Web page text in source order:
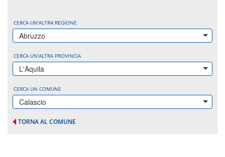
CERCA UN'ALTRA REGIONE
Abruzzo
CERCA UN'ALTRA PROVINCIA
L'Aquila
CERCA UN COMUNE
Calascio
TORNA AL COMUNE